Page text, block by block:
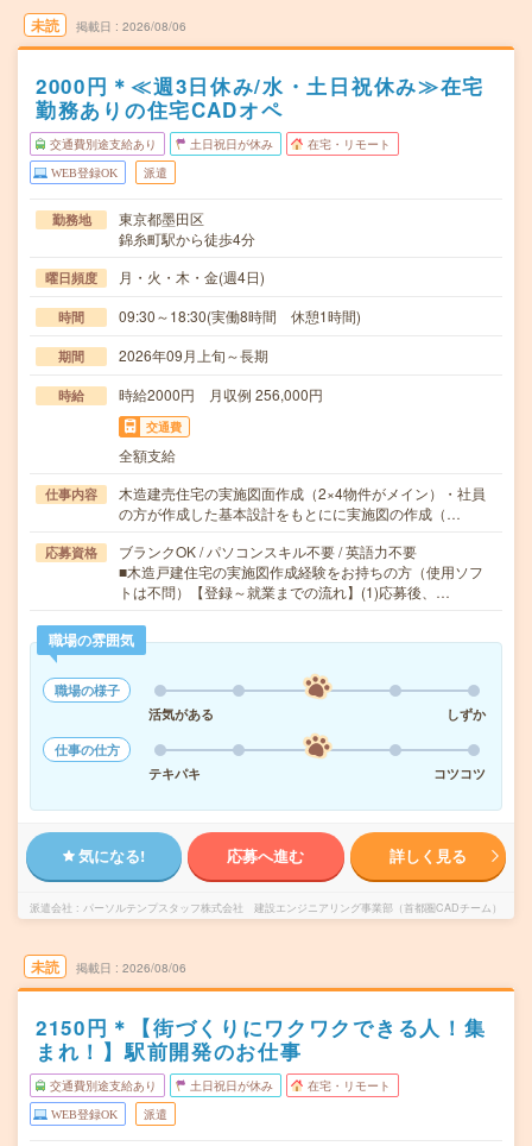
未読 掲載日 2026/08/06
2000円＊≪週3日休み/水・土日祝休み≫在宅
勤務ありの住宅CADオペ
交通費別途支給あり 土日祝日が休み 在宅・リモート
WEB登録OK 派遣
勤務地
東京都墨田区
錦糸町駅から徒歩4分
曜日頻度 月・火・木・金(週4日)
時間 09:30～18:30(実働8時間 休憩1時間)
期間 2026年09月上旬～長期
時給 時給2000円 月収例 256,000円
交通費
全額支給
仕事内容
木造建売住宅の実施図面作成（2×4物件がメイン）・社員
の方が作成した基本設計をもとにに実施図の作成（…
応募資格
ブランクOK / パソコンスキル不要 / 英語力不要
■木造戸建住宅の実施図作成経験をお持ちの方（使用ソフ
トは不問）【登録～就業までの流れ】(1)応募後、…
職場の雰囲気
職場の様子
活気がある
しずか
仕事の仕方
テキパキ
コツコツ
気になる! 応募へ進む 詳しく見る
派遣会社 パーソルテンプスタッフ株式会社 建設エンジニアリング事業部（首都圏CADチーム）
未読 掲載日 2026/08/06
2150円＊【街づくりにワクワクできる人！集
まれ！】駅前開発のお仕事
交通費別途支給あり 土日祝日が休み 在宅・リモート
WEB登録OK 派遣